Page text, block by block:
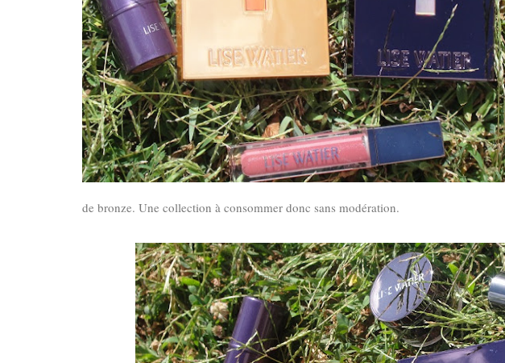
de bronze. Une collection à consommer donc sans modération.